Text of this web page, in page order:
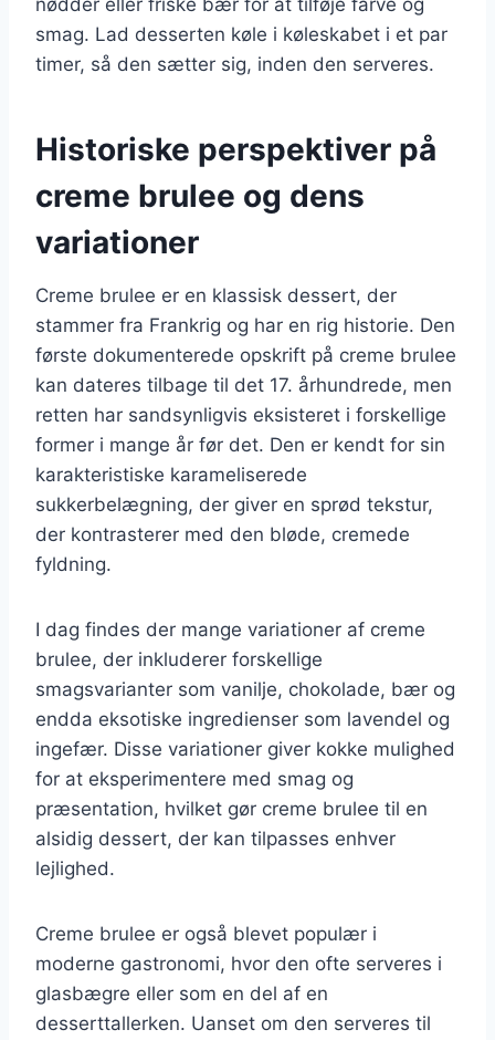
smag. Lad desserten køle i køleskabet i et par
timer, så den sætter sig, inden den serveres.
Historiske perspektiver på
creme brulee og dens
variationer
Creme brulee er en klassisk dessert, der
stammer fra Frankrig og har en rig historie. Den
første dokumenterede opskrift på creme brulee
kan dateres tilbage til det 17. århundrede, men
retten har sandsynligvis eksisteret i forskellige
former i mange år før det. Den er kendt for sin
karakteristiske karameliserede
sukkerbelægning, der giver en sprød tekstur,
der kontrasterer med den bløde, cremede
fyldning.
I dag findes der mange variationer af creme
brulee, der inkluderer forskellige
smagsvarianter som vanilje, chokolade, bær og
endda eksotiske ingredienser som lavendel og
ingefær. Disse variationer giver kokke mulighed
for at eksperimentere med smag og
præsentation, hvilket gør creme brulee til en
alsidig dessert, der kan tilpasses enhver
lejlighed.
Creme brulee er også blevet populær i
moderne gastronomi, hvor den ofte serveres i
glasbægre eller som en del af en
desserttallerken. Uanset om den serveres til